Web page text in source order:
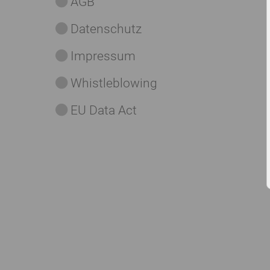
Datenschutz
Impressum
Whistleblowing
EU Data Act